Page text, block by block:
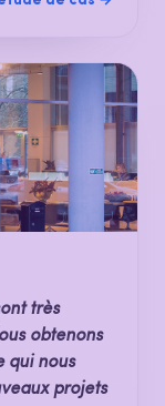
très
obtenons
qui nous
projets